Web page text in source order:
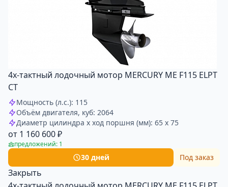
4х-тактный лодочный мотор MERCURY ME F115 ELPT
CT
Мощность (л.с.): 115
Объём двигателя, куб: 2064
Диаметр цилиндра x ход поршня (мм): 65 x 75
от 1 160 600 ₽
предложений: 1
30 дней Под заказ
Закрыть